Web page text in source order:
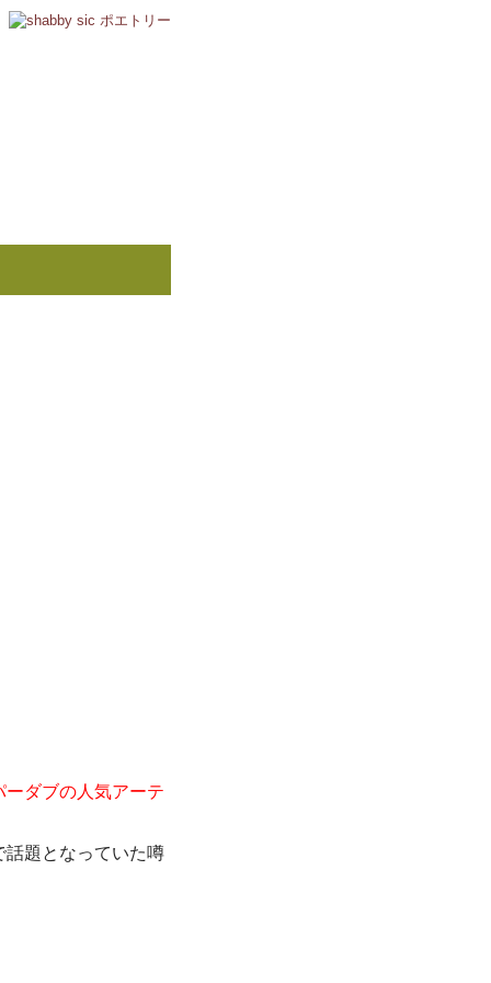
ダブの人気アーテ
話題となっていた噂